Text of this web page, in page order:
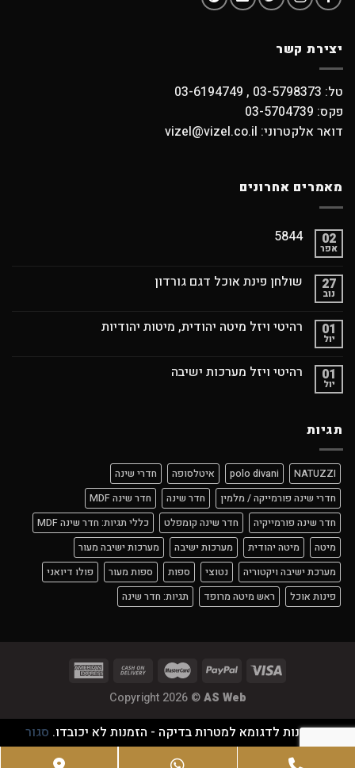
יצירת קשר
טל: 03-5798373 , 03-6194749
פקס: 03-5704739
דואר אלקטרוני: vizel@vizel.co.il
מאמרים אחרונים
02
אפר
5844
27
נוב
שולחן פינת אוכל דגם גורדון
01
יול
רהיטי ויזל מיטה יהודית, מיטות יהודיות
01
יול
רהיטי ויזל מערכות ישיבה
תגיות
NATUZZI
polo divani איטלסופה
חדרי שינה
חדרי שינה פורמייקה / מלמין
חדר שינה
חדר שינה MDF
חדר שינה פורמייקיה
חדר שינה קומפלט
כללי תגיות: חדר שינה MDF
מיטה
מיטה יהודית מערכות ישיבה
מערכות ישיבה מעור
מערכת ישיבה ויקטוריה
נטוצי ספות ספות מעור
פולו דיואני
פינות אוכל
ראש מיטה מרופד תגיות: חדר שינה
Copyright 2026 ©AS Web
זוהי חנות לדגומא למטרות בדיקה - הזמנות לא יכובדו. סגור